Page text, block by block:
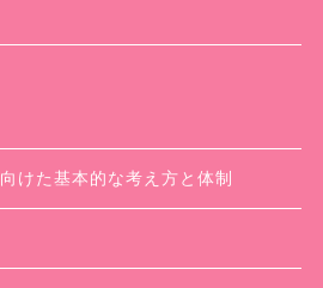
けた基本的な考え方と体制